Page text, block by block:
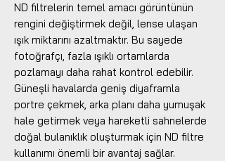
ND filtrelerin temel amacı görüntünün
rengini değiştirmek değil, lense ulaşan
ışık miktarını azaltmaktır. Bu sayede
fotoğrafçı, fazla ışıklı ortamlarda
pozlamayı daha rahat kontrol edebilir.
Güneşli havalarda geniş diyaframla
portre çekmek, arka planı daha yumuşak
hale getirmek veya hareketli sahnelerde
doğal bulanıklık oluşturmak için ND filtre
kullanımı önemli bir avantaj sağlar.